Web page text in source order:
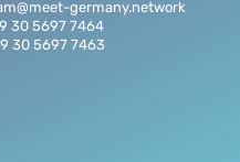
germany.network
30 5697 7464
30 5697 7463